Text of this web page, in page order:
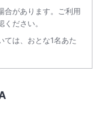
合があります。ご利用
ださい。
ては、おとな1名あた